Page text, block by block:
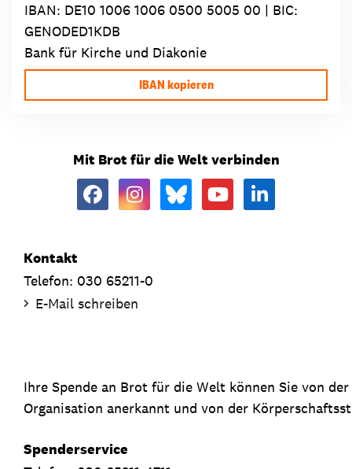
IBAN: DE10 1006 1006 0500 5005 00 | BIC:
GENODED1KDB
Bank für Kirche und Diakonie
IBAN kopieren
Mit Brot für die Welt verbinden
Kontakt
Telefon: 030 65211-0
E-Mail schreiben
Ihre Spende an Brot für die Welt können Sie von
Organisation anerkannt und von der
Spenderservice